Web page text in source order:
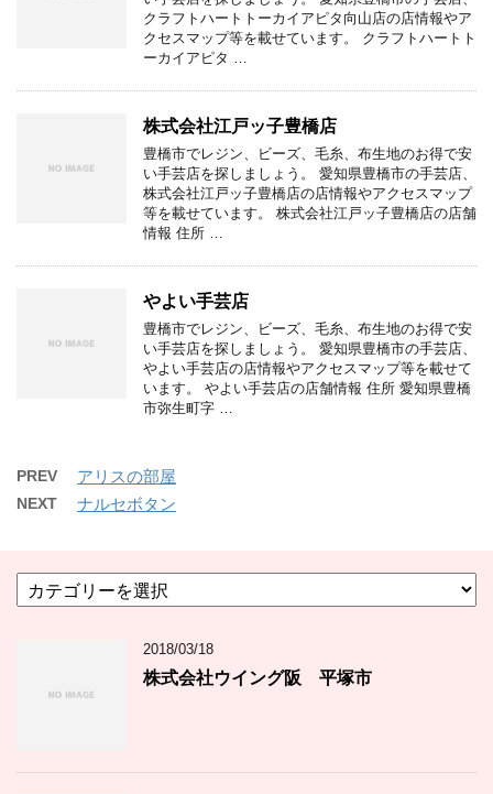
クラフトハートトーカイアピタ向山店の店情報やア
クセスマップ等を載せています。 クラフトハートト
ーカイアピタ …
株式会社江戸ッ子豊橋店
豊橋市でレジン、ビーズ、毛糸、布生地のお得で安
い手芸店を探しましょう。 愛知県豊橋市の手芸店、
株式会社江戸ッ子豊橋店の店情報やアクセスマップ
等を載せています。 株式会社江戸ッ子豊橋店の店舗
情報 住所 …
やよい手芸店
豊橋市でレジン、ビーズ、毛糸、布生地のお得で安
い手芸店を探しましょう。 愛知県豊橋市の手芸店、
やよい手芸店の店情報やアクセスマップ等を載せて
います。 やよい手芸店の店舗情報 住所 愛知県豊橋
市弥生町字 …
PREV アリスの部屋
NEXT ナルセボタン
テ
2018/03/18
株式会社ウイング阪 平塚市